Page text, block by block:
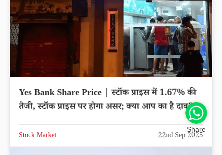
Yes Bank Share Price | स्टॉक प्राइस में 1.67% की
तेजी, स्टॉक प्राइस पर होगा असर; क्या आप का है दाव?
Stock Market 22nd Sep 2025
Share